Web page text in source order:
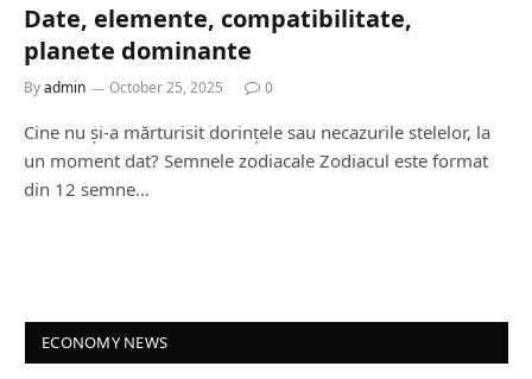
Date, elemente, compatibilitate,
planete dominante
Byadmin October 25, 2025 0
Cine nu și-a mărturisit dorințele sau necazurile stelelor, la
un moment dat? Semnele zodiacale Zodiacul este format
din 12 semne…
ECONOMY NEWS